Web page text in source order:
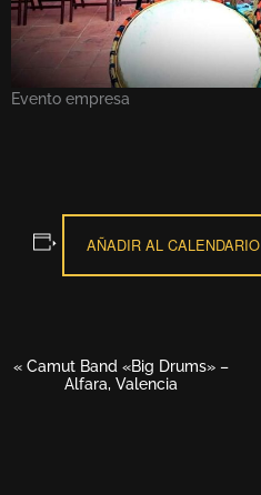
Evento empresa
AÑADIR AL CALENDARIO
Navegación
« Camut Band «Big Drums» –
Alfara, Valencia